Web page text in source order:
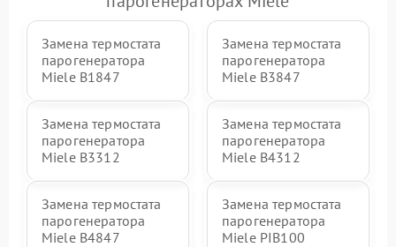
Замена термостата
парогенератора
Miele B1847
Замена термостата
парогенератора
Miele B3847
Замена термостата
парогенератора
Miele B3312
Замена термостата
парогенератора
Miele B4312
Замена термостата
парогенератора
Miele B4847
Замена термостата
парогенератора
Miele PIB100